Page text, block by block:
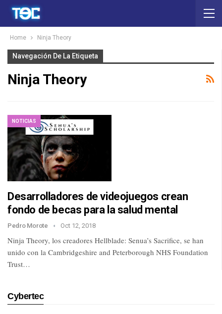
Home Ninja Theory
Navegación De La Etiqueta
Ninja Theory
NOTICIAS
Desarrolladores de videojuegos crean
fondo de becas para la salud mental
Pedro Morote Oct 12, 2018
Ninja Theory, los creadores Hellblade: Senua’s Sacrifice, se han
unido con la Cambridgeshire and Peterborough NHS Foundation
Trust…
Cybertec